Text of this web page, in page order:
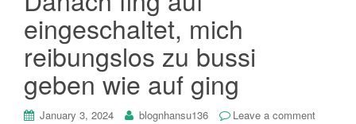
eingeschaltet, mich
reibungslos zu bussi
geben wie auf ging
January 3, 2024 blognhansu136
Leave a comment